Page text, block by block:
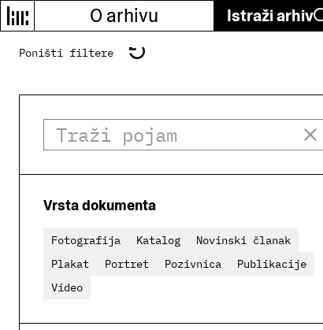
O arhivu Istraži arhiv
Poništi filtere
Vrsta dokumenta
Fotografija Katalog
Novinski članak
Plakat
Portret Pozivnica
Publikacije
Video